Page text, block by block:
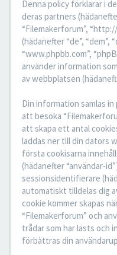
Denna policy förklarar i
deras partners (hädanefter
“Filemakerforum”,
(hädanefter “de”, “dem”,
“www.phpbb.com”,
använder information
av webbplatsen
Din information samlas
att besöka
att skapa ett antal
laddas ner till din dators
första cookisarna
(hädanefter “användar-
sessionsidentifierare
automatiskt tilldelas dig
cookie kommer skapas
“Filemakerforum” och
trådar som har lästs och
förbättras din